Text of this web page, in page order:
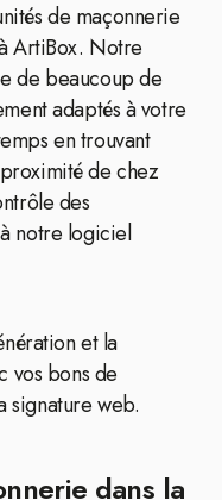
de maçonnerie
ArtiBox. Notre
de beaucoup de
adaptés à votre
en trouvant
de chez
des
notre logiciel
et la
vos bons de
signature web.
dans la